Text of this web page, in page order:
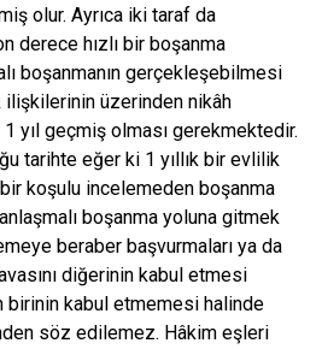
olur. Ayrıca iki taraf da
derece hızlı bir boşanma
boşanmanın gerçekleşebilmesi
üzerinden nikâh
yıl geçmiş olması gerekmektedir.
tarihte eğer ki 1 yıllık bir evlilik
koşulu incelemeden boşanma
boşanma yoluna gitmek
beraber başvurmaları ya da
diğerinin kabul etmesi
birinin kabul etmemesi halinde
söz edilemez. Hâkim eşleri